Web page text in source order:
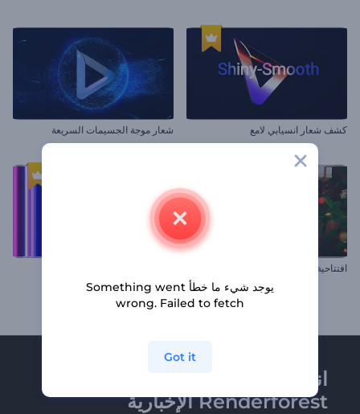
كشف شعار انسيابي لامع شعار موجة الجسيمات السريعة
افتتاحية أضواء الكريسماس
انضم إلى نشرة
Renderforest الإخبارية
يوجد شيء ما خطأ Something went
wrong. Failed to fetch
Got it